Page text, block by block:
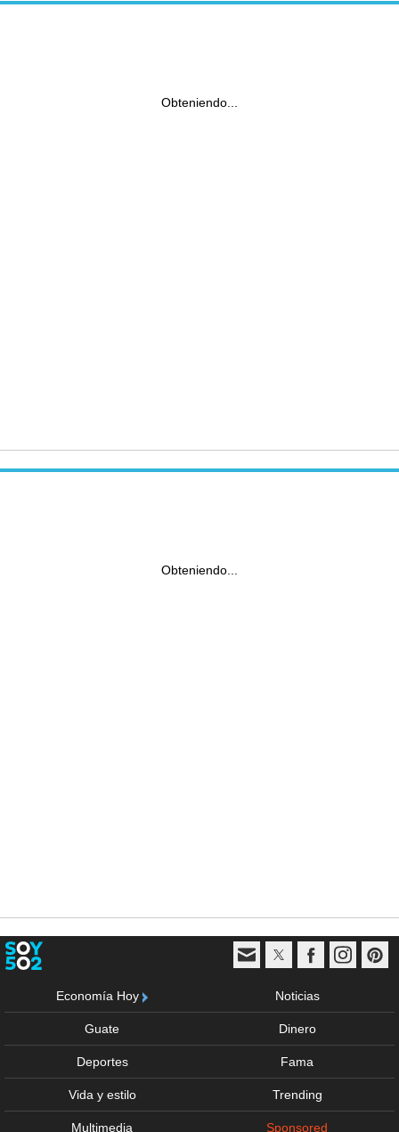
Obteniendo...
Obteniendo...
Economía Hoy Noticias
Guate Dinero
Deportes Fama
Vida y estilo Trending
Multimedia Sponsored